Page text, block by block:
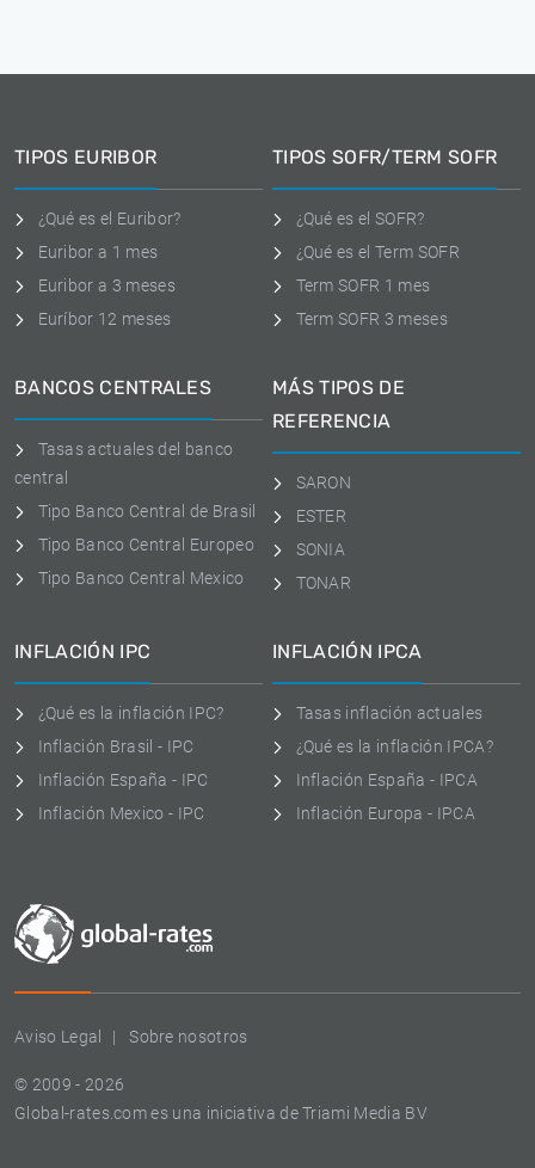
Aviso Legal Sobre nosotros
© 2009 - 2026
Global-rates.com es una iniciativa de Triami Media BV
TIPOS EURIBOR
¿Qué es el Euribor?
Euribor a 1 mes
Euribor a 3 meses
Euríbor 12 meses
TIPOS SOFR/TERM SOFR
¿Qué es el SOFR?
¿Qué es el Term SOFR
Term SOFR 1 mes
Term SOFR 3 meses
BANCOS CENTRALES
Tasas actuales del banco
central
Tipo Banco Central de Brasil
Tipo Banco Central Europeo
Tipo Banco Central Mexico
MÁS TIPOS DE
REFERENCIA
SARON
ESTER
SONIA
TONAR
INFLACIÓN IPC
¿Qué es la inflación IPC?
Inflación Brasil - IPC
Inflación España - IPC
Inflación Mexico - IPC
INFLACIÓN IPCA
Tasas inflación actuales
¿Qué es la inflación IPCA?
Inflación España - IPCA
Inflación Europa - IPCA